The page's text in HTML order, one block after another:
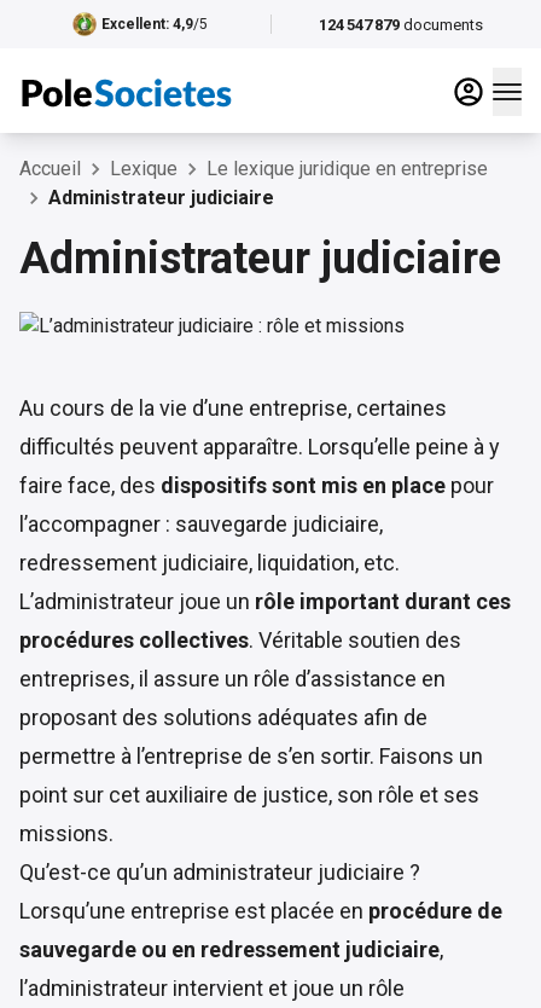
124 547 879 documents
Excellent: 4,9/5
Accueil Lexique
Le lexique juridique en entreprise
Administrateur judiciaire
Administrateur judiciaire
Au cours de la vie d’une entreprise, certaines
difficultés peuvent apparaître. Lorsqu’elle peine à y
faire face, des dispositifs sont mis en place pour
l’accompagner : sauvegarde judiciaire,
redressement judiciaire, liquidation, etc.
L’administrateur joue un rôle important durant ces
procédures collectives. Véritable soutien des
entreprises, il assure un rôle d’assistance en
proposant des solutions adéquates afin de
permettre à l’entreprise de s’en sortir. Faisons un
point sur cet auxiliaire de justice, son rôle et ses
missions.
Qu’est-ce qu’un administrateur judiciaire ?
Lorsqu’une entreprise est placée en procédure de
sauvegarde ou en redressement judiciaire,
l’administrateur intervient et joue un rôle